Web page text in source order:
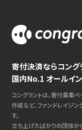
寄付決済ならコング
国内No.1 オールイ
コングラントは、寄付募集
作成など、ファンドレイジ
す。
立ち上げたばかりの団体